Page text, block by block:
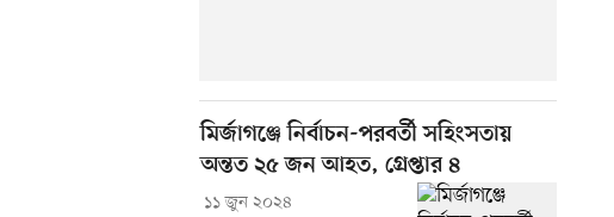
মির্জাগঞ্জে নির্বাচন-পরবর্তী সহিংসতায়
অন্তত ২৫ জন আহত, গ্রেপ্তার ৪
১১ জুন ২০২৪